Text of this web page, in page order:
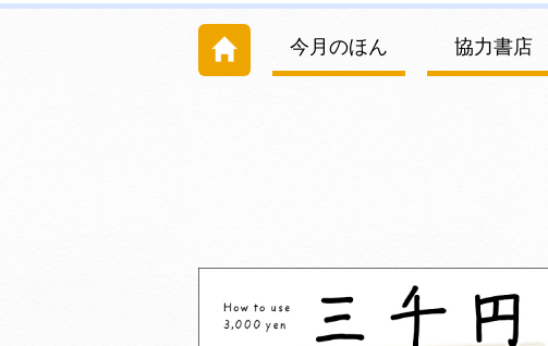
今月のほん 協力書店